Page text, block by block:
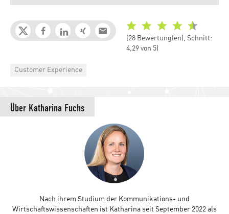
(28 Bewertung(en), Schnitt:
4,29 von 5)
Categories
Customer Experience
Über Katharina Fuchs
Nach ihrem Studium der Kommunikations- und
Wirtschaftswissenschaften ist Katharina seit September 2022 als